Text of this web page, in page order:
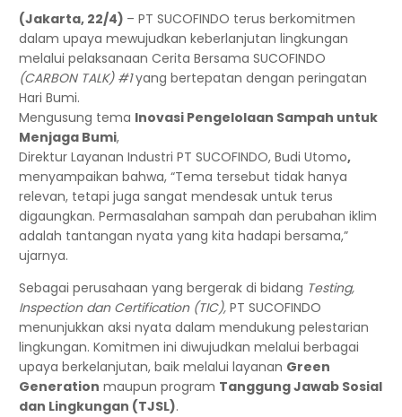
(Jakarta, 22/4) – PT SUCOFINDO terus berkomitmen
dalam upaya mewujudkan keberlanjutan lingkungan
melalui pelaksanaan Cerita Bersama SUCOFINDO
(CARBON TALK) #1yang bertepatan dengan peringatan
Hari Bumi.
Mengusung tema Inovasi Pengelolaan Sampah untuk
Menjaga Bumi,
Direktur Layanan Industri PT SUCOFINDO, Budi Utomo,
menyampaikan bahwa, “Tema tersebut tidak hanya
relevan, tetapi juga sangat mendesak untuk terus
digaungkan. Permasalahan sampah dan perubahan iklim
adalah tantangan nyata yang kita hadapi bersama,”
ujarnya.
Sebagai perusahaan yang bergerak di bidang Testing,
Inspection dan Certification (TIC), PT SUCOFINDO
menunjukkan aksi nyata dalam mendukung pelestarian
lingkungan. Komitmen ini diwujudkan melalui berbagai
upaya berkelanjutan, baik melalui layanan Green
Generation maupun program Tanggung Jawab Sosial
dan Lingkungan (TJSL).